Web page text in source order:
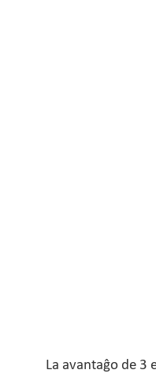
La avantaĝo de 3